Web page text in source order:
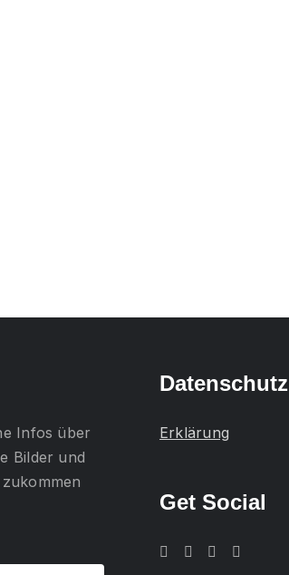
Infos über
Bilder und
zukommen
Datenschutz
Erklärung
Get Social